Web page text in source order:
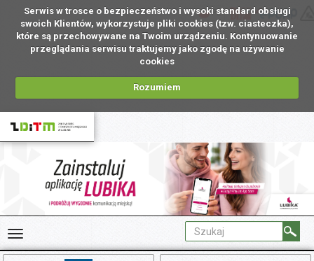
Serwis w trosce o bezpieczeństwo i wysoki standard obsługi
swoich Klientów, wykorzystuje pliki cookies (tzw. ciasteczka),
które są przechowywane na Twoim urządzeniu. Kontynuowanie
przeglądania serwisu traktujemy jako zgodę na używanie
cookies
Rozumiem
PL